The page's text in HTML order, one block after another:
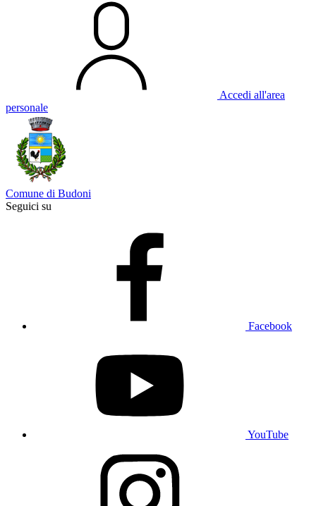
Accedi all'area
personale
Comune di Budoni
Seguici su
Facebook
YouTube